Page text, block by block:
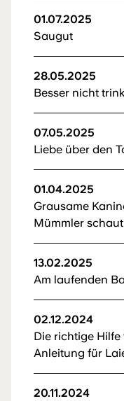
01.07.2025
Saugut
28.05.2025
Besser nicht
07.05.2025
Liebe über den
01.04.2025
Grausame
Mümmler
13.02.2025
Am laufenden
02.12.2024
Die richtige
Anleitung für
20.11.2024